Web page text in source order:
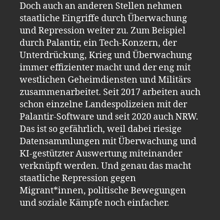
Doch auch an anderen Stellen nehmen
staatliche Eingriffe durch Überwachung
und Repression weiter zu. Zum Beispiel
durch Palantir, ein Tech-Konzern, der
Unterdrückung, Krieg und Überwachung
immer effizienter macht und der eng mit
westlichen Geheimdiensten und Militärs
zusammenarbeitet. Seit 2017 arbeiten auch
schon einzelne Landespolizeien mit der
Palantir-Software und seit 2020 auch NRW.
Das ist so gefährlich, weil dabei riesige
Datensammlungen mit Überwachung und
KI-gestützter Auswertung miteinander
verknüpft werden. Und genau das macht
staatliche Repression gegen
Migrant*innen, politische Bewegungen
und soziale Kämpfe noch einfacher.